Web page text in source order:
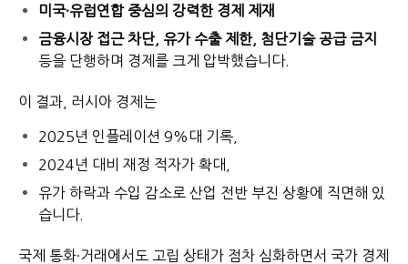
미국·유럽연합 중심의 강력한 경제 제재
금융시장 접근 차단, 유가 수출 제한, 첨단기술 공급 금지
등을 단행하며 경제를 크게 압박했습니다.
이 결과, 러시아 경제는
2025년 인플레이션 9%대 기록,
2024년 대비 재정 적자가 확대,
유가 하락과 수입 감소로 산업 전반 부진 상황에 직면해 있
습니다.
국제 통화·거래에서도 고립 상태가 점차 심화하면서 국가 경제